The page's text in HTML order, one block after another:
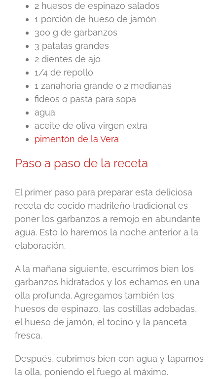
2 huesos de espinazo salados
1 porción de hueso de jamón
300 g de garbanzos
3 patatas grandes
2 dientes de ajo
1/4 de repollo
1 zanahoria grande o 2 medianas
fideos o pasta para sopa
agua
aceite de oliva virgen extra
pimentón de la Vera
Paso a paso de la receta
El primer paso para preparar esta deliciosa
receta de cocido madrileño tradicional es
poner los garbanzos a remojo en abundante
agua. Esto lo haremos la noche anterior a la
elaboración.
A la mañana siguiente, escurrimos bien los
garbanzos hidratados y los echamos en una
olla profunda. Agregamos también los
huesos de espinazo, las costillas adobadas,
el hueso de jamón, el tocino y la panceta
fresca.
Después, cubrimos bien con agua y tapamos
la olla, poniendo el fuego al máximo.